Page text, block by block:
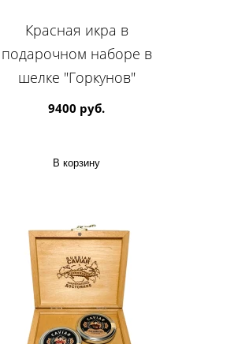
Красная икра в
подарочном наборе в
шелке "Горкунов"
9400 руб.
В корзину